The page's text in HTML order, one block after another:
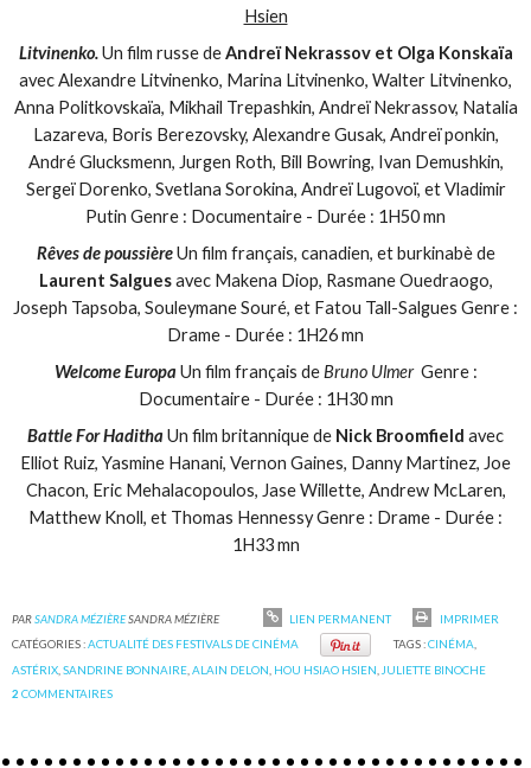
Hsien
Litvinenko.Un film russe deAndreï Nekrassov et Olga Konskaïa
avec Alexandre Litvinenko, Marina Litvinenko, Walter Litvinenko,
Anna Politkovskaïa, Mikhail Trepashkin, Andreï Nekrassov, Natalia
Lazareva, Boris Berezovsky, Alexandre Gusak, Andreï ponkin,
André Glucksmenn, Jurgen Roth, Bill Bowring, Ivan Demushkin,
Sergeï Dorenko, Svetlana Sorokina, Andreï Lugovoï, et Vladimir
Putin Genre : Documentaire - Durée : 1H50 mn
Rêves de poussièreUn film français, canadien, et burkinabè de
Laurent Salguesavec Makena Diop, Rasmane Ouedraogo,
Joseph Tapsoba, Souleymane Souré, et Fatou Tall-Salgues Genre :
Drame - Durée : 1H26 mn
Welcome Europa Un film français deBruno Ulmer Genre :
Documentaire - Durée : 1H30 mn
Battle For Haditha Un film britannique de Nick Broomfield avec
Elliot Ruiz, Yasmine Hanani, Vernon Gaines, Danny Martinez, Joe
Chacon, Eric Mehalacopoulos, Jase Willette, Andrew McLaren,
Matthew Knoll, et Thomas Hennessy Genre : Drame - Durée :
1H33 mn
PARSANDRA MÉZIÈRESANDRA MÉZIÈRE LIEN PERMANENT
IMPRIMER
CATÉGORIES :ACTUALITÉ DES FESTIVALS DE CINÉMA TAGS :CINÉMA
ASTÉRIX ,SANDRINE BONNAIRE ,ALAIN DELON HOU HSIAO HSIEN JULIETTE BINOCHE
2 COMMENTAIRES